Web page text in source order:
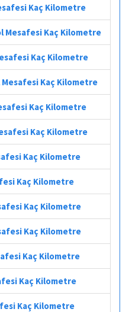
Kaç Kilometre
Mesafesi Kaç Kilometre
Kaç Kilometre
Mesafesi Kaç Kilometre
Kaç Kilometre
Kaç Kilometre
Kaç Kilometre
Kaç Kilometre
Kaç Kilometre
Kaç Kilometre
Kaç Kilometre
Kaç Kilometre
Kaç Kilometre